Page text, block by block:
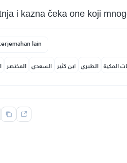
i kazna čeka one koji
lain
المختصر السعدي ابن كثير الطبري المكية